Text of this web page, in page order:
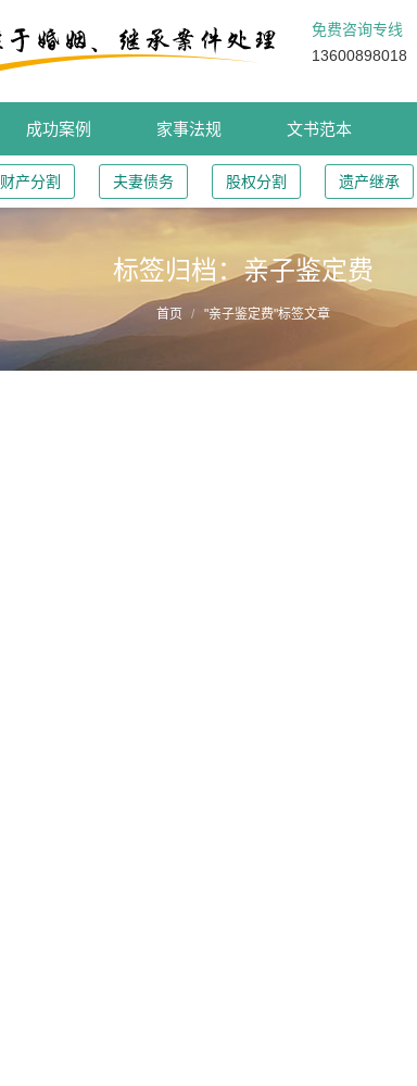
免费咨询专线
13600898018
成功案例 家事法规 文书范本
财产分割 夫妻债务 股权分割 遗产继承
标签归档：亲子鉴定费
首页 "亲子鉴定费"标签文章